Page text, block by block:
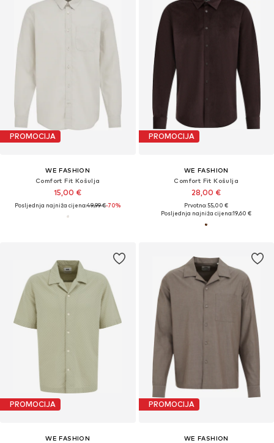
PROMOCIJA
WE FASHION
Comfort Fit Košulja
15,00 €
Posljednja najniža cijena:49,99 €-70%
PROMOCIJA
WE FASHION
Comfort Fit Košulja
28,00 €
Prvotno: 55,00 €
Posljednja najniža cijena:19,60 €
PROMOCIJA
WE FASHION
PROMOCIJA
WE FASHION